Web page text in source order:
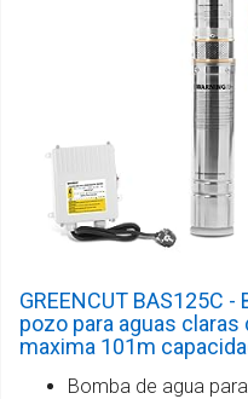
GREENCUT BAS125C
pozo para aguas
maxima 101m
Bomba de agua